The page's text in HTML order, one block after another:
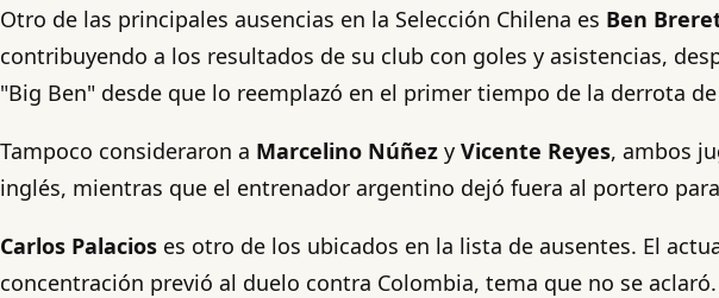
Otro de las principales ausencias en la Selección Chilena es Ben
contribuyendo a los resultados de su club con goles y asistencias,
"Big Ben" desde que lo reemplazó en el primer tiempo de la derrota
Tampoco consideraron a Marcelino Núñez y Vicente Reyes, ambos
inglés, mientras que el entrenador argentino dejó fuera al portero
Carlos Palacios es otro de los ubicados en la lista de ausentes. El
concentración previó al duelo contra Colombia, tema que no se